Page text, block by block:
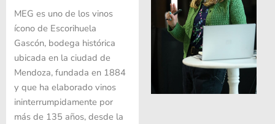
MEG es uno de los vinos
ícono de Escorihuela
Gascón, bodega histórica
ubicada en la ciudad de
Mendoza, fundada en 1884
y que ha elaborado vinos
ininterrumpidamente por
más de 135 años, desde la